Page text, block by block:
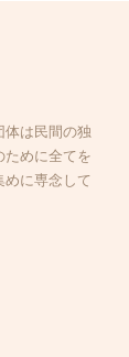
体は民間の独
ために全てを
めに専念して